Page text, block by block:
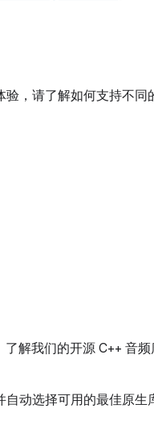
，请了解如何支持不同
解我们的开源 C++ 音
动选择可用的最佳原生